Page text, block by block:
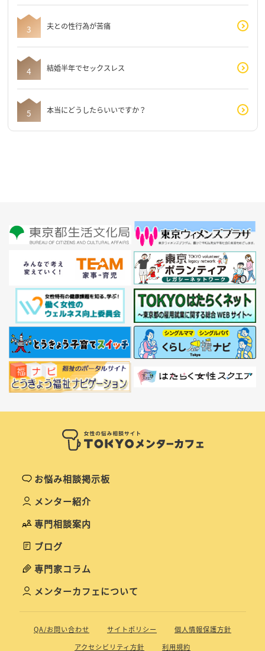
夫との性行為が苦痛
結婚半年でセックスレス
本当にどうしたらいいですか？
お悩み相談掲示板
メンター紹介
専門相談案内
ブログ
専門家コラム
メンターカフェについて
QA/お問い合わせ サイトポリシー
個人情報保護方針
アクセシビリティ方針
利用規約